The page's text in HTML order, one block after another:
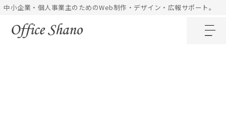
内
容中小企業・個人事業主のためのWeb制作・デザイン・広報サポート。